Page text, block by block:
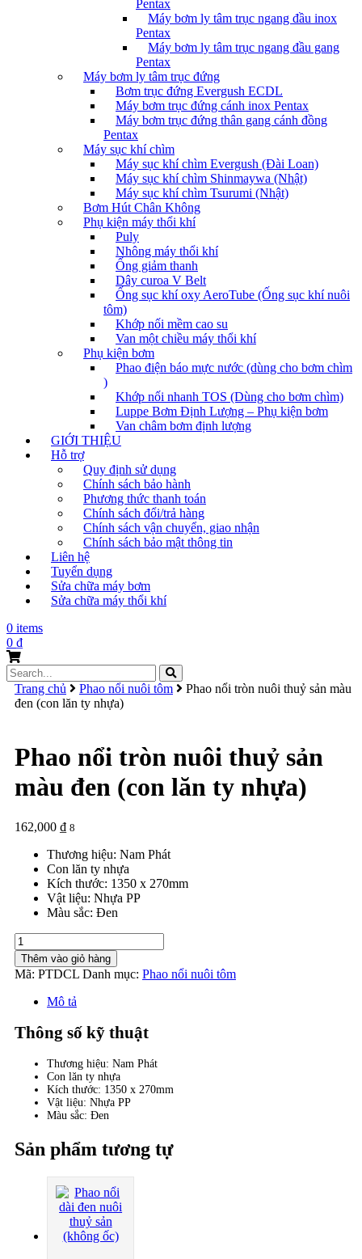
Pentax
Máy bơm ly tâm trục ngang đầu inox
Pentax
Máy bơm ly tâm trục ngang đầu gang
Pentax
Máy bơm ly tâm trục đứng
Bơm trục đứng Evergush ECDL
Máy bơm trục đứng cánh inox Pentax
Máy bơm trục đứng thân gang cánh đồng
Pentax
Máy sục khí chìm
Máy sục khí chìm Evergush (Đài Loan)
Máy sục khí chìm Shinmaywa (Nhật)
Máy sục khí chìm Tsurumi (Nhật)
Bơm Hút Chân Không
Phụ kiện máy thổi khí
Puly
Nhông máy thổi khí
Ống giảm thanh
Dây curoa V Belt
Ống sục khí oxy AeroTube (Ống sục khí nuôi
tôm)
Khớp nối mềm cao su
Van một chiều máy thổi khí
Phụ kiện bơm
Phao điện báo mực nước (dùng cho bơm chìm
)
Khớp nối nhanh TOS (Dùng cho bơm chìm)
Luppe Bơm Định Lượng – Phụ kiện bơm
Van châm bơm định lượng
GIỚI THIỆU
Hỗ trợ
Quy định sử dụng
Chính sách bảo hành
Phương thức thanh toán
Chính sách đổi/trả hàng
Chính sách vận chuyển, giao nhận
Chính sách bảo mật thông tin
Liên hệ
Tuyển dụng
Sửa chữa máy bơm
Sửa chữa máy thổi khí
0 items
0 ₫
Search
for:Trang chủ Phao nổi nuôi tôm
Phao nổi tròn nuôi thuỷ sản màu
đen (con lăn ty nhựa)
Phao nổi tròn nuôi thuỷ sản
màu đen (con lăn ty nhựa)
162,000 ₫ 8
Thương hiệu: Nam Phát
Con lăn ty nhựa
Kích thước: 1350 x 270mm
Vật liệu: Nhựa PP
Màu sắc: Đen
Phao
nổi
tròn
nuôi
thuỷ
màu
đen
nhựa)
Thêm vào giỏ hàng
Mã: PTDCL Danh mục: Phao nổi nuôi tôm
Mô tả
Thông số kỹ thuật
Thương hiệu: Nam Phát
Con lăn ty nhựa
Kích thước: 1350 x 270mm
Vật liệu: Nhựa PP
Màu sắc: Đen
Sản phẩm tương tự